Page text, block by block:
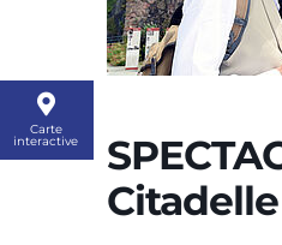
Carte
interactive